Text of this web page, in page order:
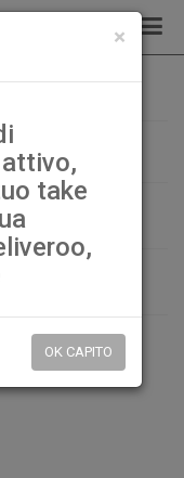
×
take
OK CAPITO